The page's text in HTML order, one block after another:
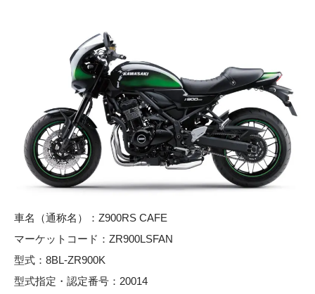
車名（通称名）：Z900RS CAFE
マーケットコード：ZR900LSFAN
型式：8BL-ZR900K
型式指定・認定番号：20014